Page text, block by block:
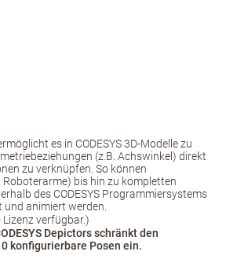
es in CODESYS 3D-Modelle zu
(z.B. Achswinkel) direkt
zu verknüpfen. So können
Roboterarme) bis hin zu kompletten
des CODESYS Programmiersystems
und animiert werden.
Lizenz verfügbar.)
Depictors schränkt den
konfigurierbare Posen ein.